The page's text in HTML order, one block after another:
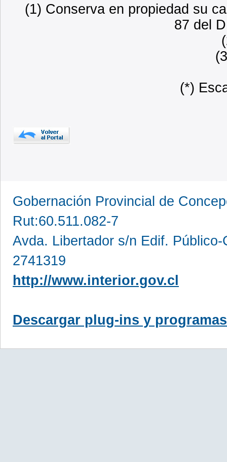
(1) Conserva en propiedad su
87 del
(*)
Gobernación Provincial de
Rut:60.511.082-7
Avda. Libertador s/n Edif.
2741319
http://www.interior.gov.cl
Descargar plug-ins y